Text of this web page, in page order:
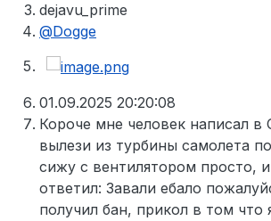
dejavu_prime
@Dogge
01.09.2025 20:20:08
Короче мне человек написал
вылези из турбины самолета
сижу с вентилятором просто,
ответил: Завали ебало
получил бан, прикол в том что